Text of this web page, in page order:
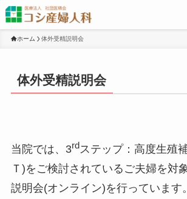
ホーム 体外受精説明会
体外受精説明会
当院では、3rdステップ：高度生殖
Ｔ)をご検討されているご夫婦を対
説明会(オンライン)を行っています